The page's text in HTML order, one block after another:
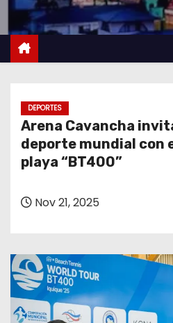
DEPORTES
Arena Cavancha
deporte mundial con
playa “BT400”
Nov 21, 2025